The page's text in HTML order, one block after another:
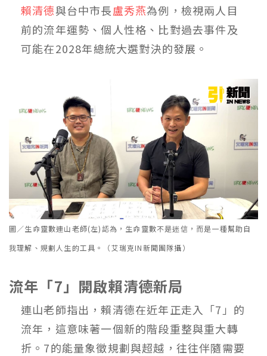
賴清德與台中市長盧秀燕為例，檢視兩人目
前的流年運勢、個人性格、比對過去事件及
可能在2028年總統大選對決的發展。
圖／生命靈數連山老師(左)認為，生命靈數不是迷信，而是一種幫助自
我理解、規劃人生的工具。（艾瑞克IN新聞團隊攝）
流年「7」開啟賴清德新局
連山老師指出，賴清德在近年正走入「7」的
流年，這意味著一個新的階段重整與重大轉
折。7的能量象徵規劃與超越，往往伴隨需要